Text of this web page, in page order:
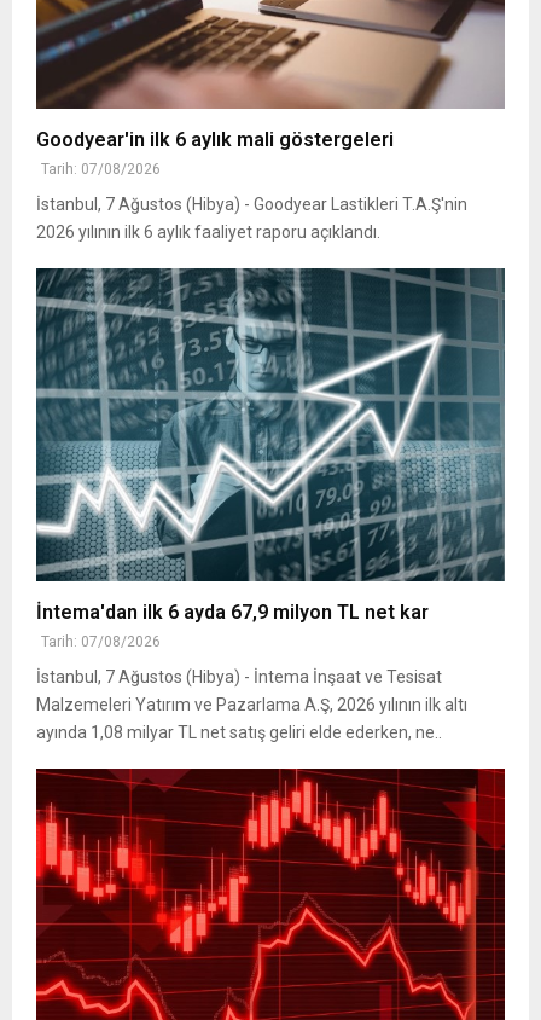
Goodyear'in ilk 6 aylık mali göstergeleri
Tarih: 07/08/2026
İstanbul, 7 Ağustos (Hibya) - Goodyear Lastikleri T.A.Ş'nin
2026 yılının ilk 6 aylık faaliyet raporu açıklandı.
İntema'dan ilk 6 ayda 67,9 milyon TL net kar
Tarih: 07/08/2026
İstanbul, 7 Ağustos (Hibya) - İntema İnşaat ve Tesisat
Malzemeleri Yatırım ve Pazarlama A.Ş, 2026 yılının ilk altı
ayında 1,08 milyar TL net satış geliri elde ederken, ne..